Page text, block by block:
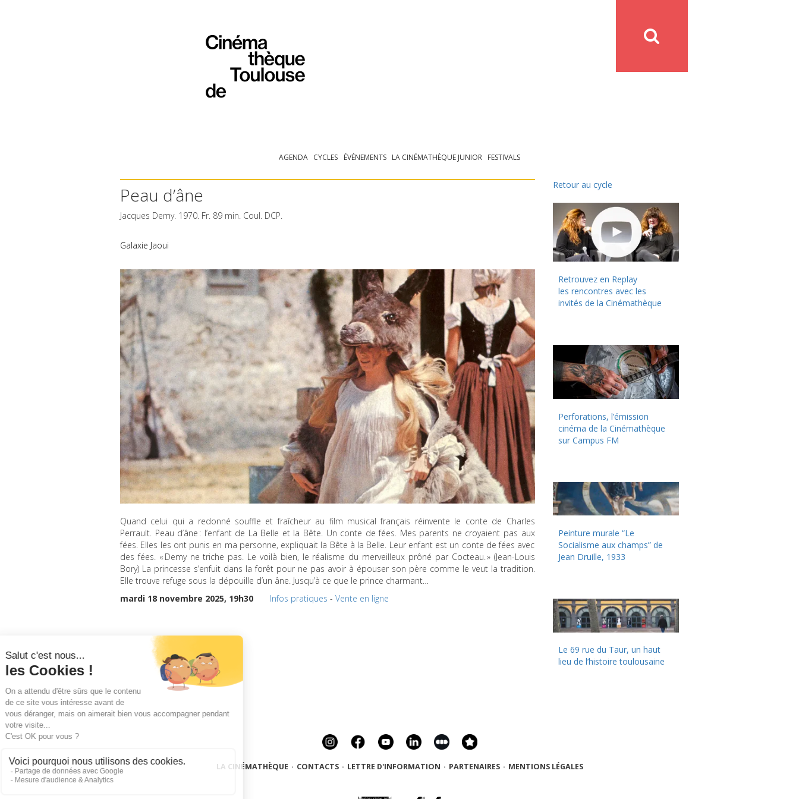
AGENDA CYCLES ÉVÉNEMENTS LA CINÉMATHÈQUE JUNIOR FESTIVALS
Peau d’âne
Jacques Demy. 1970. Fr. 89 min. Coul. DCP.
Galaxie Jaoui
Quand celui qui a redonné souffle et fraîcheur au film musical français réinvente le conte de Charles
Perrault. Peau d’âne : l’enfant de La Belle et la Bête. Un conte de fées. Mes parents ne croyaient pas aux
fées. Elles les ont punis en ma personne, expliquait la Bête à la Belle. Leur enfant est un conte de fées avec
des fées. « Demy ne triche pas. Le voilà bien, le réalisme du merveilleux prôné par Cocteau. » (Jean-Louis
Bory) La princesse s’enfuit dans la forêt pour ne pas avoir à épouser son père comme le veut la tradition.
Elle trouve refuge sous la dépouille d’un âne. Jusqu’à ce que le prince charmant…
mardi 18 novembre 2025, 19h30
Infos pratiques - Vente en ligne
Retour au cycle
Retrouvez en Replay
les rencontres avec les
invités de la Cinémathèque
Perforations, l’émission
cinéma de la Cinémathèque
sur Campus FM
Peinture murale “Le
Socialisme aux champs” de
Jean Druille, 1933
Le 69 rue du Taur, un haut
lieu de l’histoire toulousaine
LA CINÉMATHÈQUE · CONTACTS · LETTRE D'INFORMATION · PARTENAIRES · MENTIONS LÉGALES